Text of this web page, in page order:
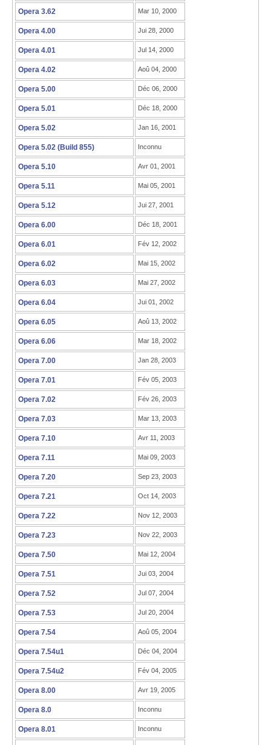
Opera 3.62 Mar 10, 2000
Opera 4.00 Jui 28, 2000
Opera 4.01 Jul 14, 2000
Opera 4.02 Aoû 04, 2000
Opera 5.00 Déc 06, 2000
Opera 5.01 Déc 18, 2000
Opera 5.02 Jan 16, 2001
Opera 5.02 (Build 855) Inconnu
Opera 5.10 Avr 01, 2001
Opera 5.11 Mai 05, 2001
Opera 5.12 Jui 27, 2001
Opera 6.00 Déc 18, 2001
Opera 6.01 Fév 12, 2002
Opera 6.02 Mai 15, 2002
Opera 6.03 Mai 27, 2002
Opera 6.04 Jui 01, 2002
Opera 6.05 Aoû 13, 2002
Opera 6.06 Mar 18, 2002
Opera 7.00 Jan 28, 2003
Opera 7.01 Fév 05, 2003
Opera 7.02 Fév 26, 2003
Opera 7.03 Mar 13, 2003
Opera 7.10 Avr 11, 2003
Opera 7.11 Mai 09, 2003
Opera 7.20 Sep 23, 2003
Opera 7.21 Oct 14, 2003
Opera 7.22 Nov 12, 2003
Opera 7.23 Nov 22, 2003
Opera 7.50 Mai 12, 2004
Opera 7.51 Jui 03, 2004
Opera 7.52 Jul 07, 2004
Opera 7.53 Jul 20, 2004
Opera 7.54 Aoû 05, 2004
Opera 7.54u1 Déc 04, 2004
Opera 7.54u2 Fév 04, 2005
Opera 8.00 Avr 19, 2005
Opera 8.0 Inconnu
Opera 8.01 Inconnu